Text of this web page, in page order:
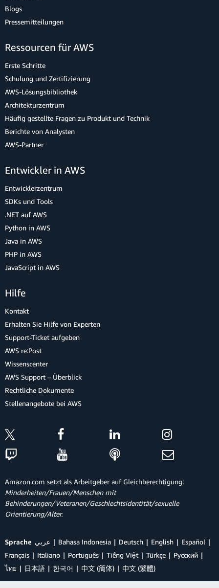
Blogs
Pressemitteilungen
Ressourcen für AWS
Erste Schritte
Schulung und Zertifizierung
AWS-Lösungsbibliothek
Architekturzentrum
Häufig gestellte Fragen zu Produkt und Technik
Berichte von Analysten
AWS-Partner
Entwickler in AWS
Entwicklerzentrum
SDKs und Tools
.NET auf AWS
Python in AWS
Java in AWS
PHP in AWS
JavaScript in AWS
Hilfe
Kontakt
Erhalten Sie Hilfe von Experten
Support-Ticket aufgeben
AWS re:Post
Wissenscenter
AWS Support – Überblick
Rechtliche Dokumente
Stellenangebote bei AWS
Amazon.com setzt als Arbeitgeber auf Gleichberechtigung:
Minderheiten/Frauen/Menschen mit
Behinderungen/Veteranen/Geschlechtsidentität/sexuelle
Orientierung/Alter.
Sprache عربي Bahasa Indonesia Deutsch English
Español
Français
Italiano Português Tiếng Việt Türkçe
Ρусский
ไทย
日本語 한국어 中文 (简体) 中文 (繁體)